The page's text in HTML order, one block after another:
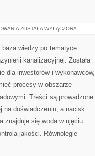
INSTALACJE
ZOSTAŁA WYŁĄCZONA
wiedzy po tematyce
kanalizacyjnej. Została
dla inwestorów i wykonawców,
procesy w obszarze
Treści są prowadzone
na doświadczeniu, a nacisk
znajduje się woda w ujęciu
jakości. Równolegle